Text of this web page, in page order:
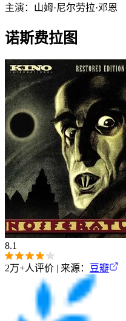
主演： 山姆·尼尔劳拉·邓恩
诺斯费拉图
8.1
2万+人评价 | 来源： 豆瓣